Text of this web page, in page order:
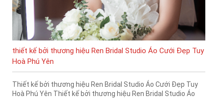
thiết kế bởi thương hiệu Ren Bridal Studio Áo Cưới Đẹp Tuy
Hoà Phú Yên
Thiết kế bởi thương hiệu Ren Bridal Studio Áo Cưới Đẹp Tuy
Hoà Phú Yên Thiết kế bởi thương hiệu Ren Bridal Studio Áo